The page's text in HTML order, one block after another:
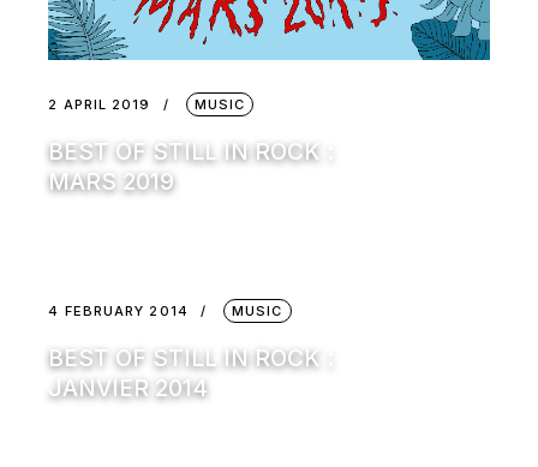
2 APRIL 2019 MUSIC
BEST OF STILL IN ROCK :
MARS 2019
4 FEBRUARY 2014 MUSIC
BEST OF STILL IN ROCK :
JANVIER 2014